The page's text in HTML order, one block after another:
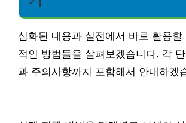
심화된 내용과 실전에서 바로 활용할
적인 방법들을 살펴보겠습니다. 각
과 주의사항까지 포함해서 안내하겠